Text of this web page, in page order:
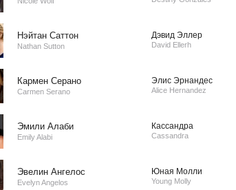
Нэйтан Саттон
Nathan Sutton
Дэвид Эллер
David Ellerh
Кармен Серано
Carmen Serano
Элис Эрнандес
Alice Hernandez
Эмили Алаби
Emily Alabi
Кассандра
Cassandra
Эвелин Ангелос
Evelyn Angelos
Юная Молли
Young Molly